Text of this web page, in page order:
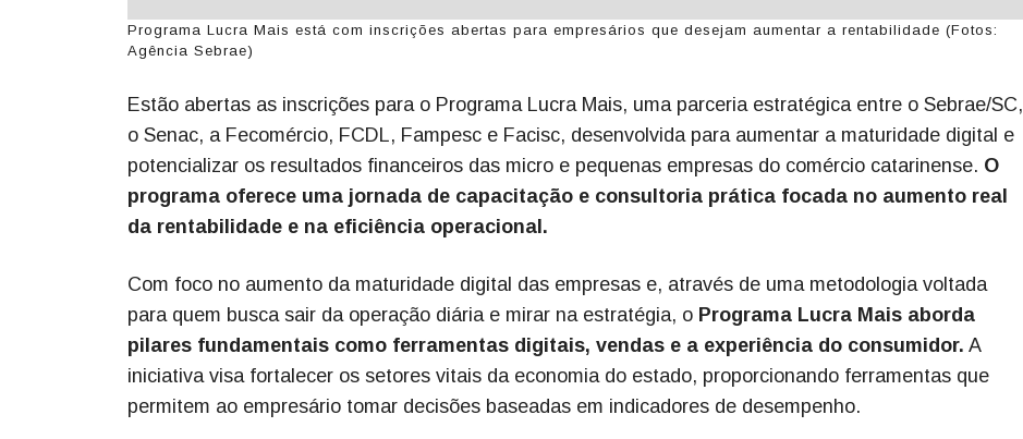
Programa Lucra Mais está com inscrições abertas para empresários que desejam aumentar a rentabilidade (Fotos:
Agência Sebrae)
Estão abertas as inscrições para o Programa Lucra Mais, uma parceria estratégica entre o Sebrae/SC,
o Senac, a Fecomércio, FCDL, Fampesc e Facisc, desenvolvida para aumentar a maturidade digital e
potencializar os resultados financeiros das micro e pequenas empresas do comércio catarinense. O
programa oferece uma jornada de capacitação e consultoria prática focada no aumento real
da rentabilidade e na eficiência operacional.
Com foco no aumento da maturidade digital das empresas e, através de uma metodologia voltada
para quem busca sair da operação diária e mirar na estratégia, o Programa Lucra Mais aborda
pilares fundamentais como ferramentas digitais, vendas e a experiência do consumidor. A
iniciativa visa fortalecer os setores vitais da economia do estado, proporcionando ferramentas que
permitem ao empresário tomar decisões baseadas em indicadores de desempenho.